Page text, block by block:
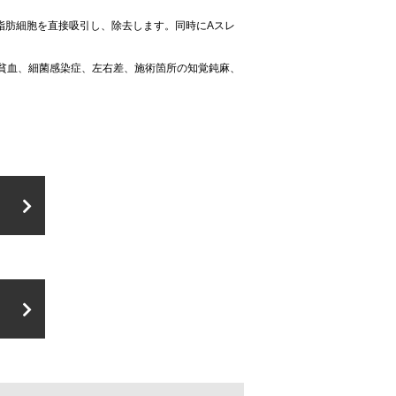
細胞を直接吸引し、除去します。同時にAスレ
、細菌感染症、左右差、施術箇所の知覚鈍麻、